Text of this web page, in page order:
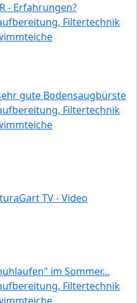
- Erfahrungen?
Filtertechnik
gute Bodensaugbürste
Filtertechnik
TV - Video
im Sommer...
Filtertechnik